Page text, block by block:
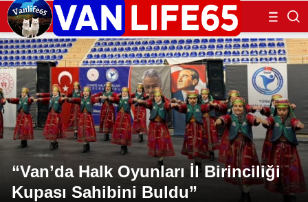
“Van’da Halk Oyunları İl Birinciliği
Kupası Sahibini Buldu”